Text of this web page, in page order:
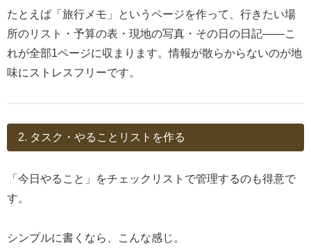
たとえば「旅行メモ」というページを作って、行きたい場
所のリスト・予算の表・現地の写真・その日の日記——こ
れが全部1ページに収まります。情報が散らからないのが地
味にストレスフリーです。
2. タスク・やることリストを作る
「今日やること」をチェックリストで管理するのも得意で
す。
シンプルに書くなら、こんな感じ。